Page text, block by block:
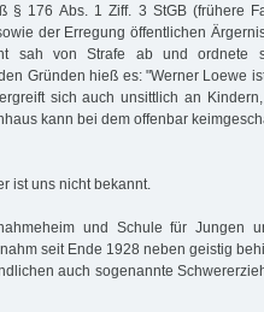
§ 176 Abs. 1 Ziff. 3 StGB (frühere
der Erregung öffentlichen
sah von Strafe ab und ordnete
Gründen hieß es: "Werner Loewe
sich auch unsittlich an
kann bei dem offenbar
ist uns nicht bekannt.
und Schule für Jungen
seit Ende 1928 neben geistig
auch sogenannte